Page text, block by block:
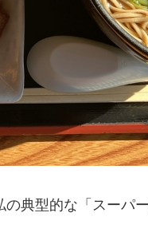
典型的な「スーパ